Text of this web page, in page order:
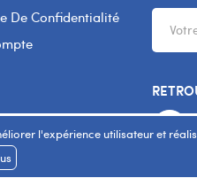
l'expérience utilisateur et
De Confidentialité